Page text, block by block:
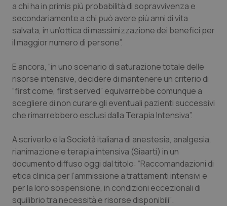
Provincia Autonoma di Trento
Puglia
Sardegna
Sicilia
Toscana
Umbria
Valle D’Aosta
Veneto
Ipertensione & Scompenso
Malattie rare
Malattia di Crohn & Rettocolite Ulcerosa
Neuroscienze & patologie neurodegenerative
Obesità
Oftalmologia
Oncodermatologia
Oncoematologia
a chi ha in primis più probabilità di sopravvivenza e
secondariamente a chi può avere più anni di vita
salvata, in un’ottica di massimizzazione dei benefici per
il maggior numero di persone”.
E ancora, “in uno scenario di saturazione totale delle
risorse intensive, decidere di mantenere un criterio di
“first come, first served” equivarrebbe comunque a
scegliere di non curare gli eventuali pazienti successivi
che rimarrebbero esclusi dalla Terapia Intensiva”.
A scriverlo è la Società italiana di anestesia, analgesia,
rianimazione e terapia intensiva (Siaarti) in un
documento diffuso oggi dal titolo: “Raccomandazioni di
etica clinica per l’ammissione a trattamenti intensivi e
per la loro sospensione, in condizioni eccezionali di
squilibrio tra necessità e risorse disponibili”.